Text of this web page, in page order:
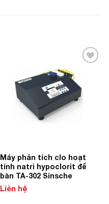
Wishlist
Máy phân tích clo hoạt
tính natri hypoclorit để
bàn TA-302 Sinsche
Liên hệ